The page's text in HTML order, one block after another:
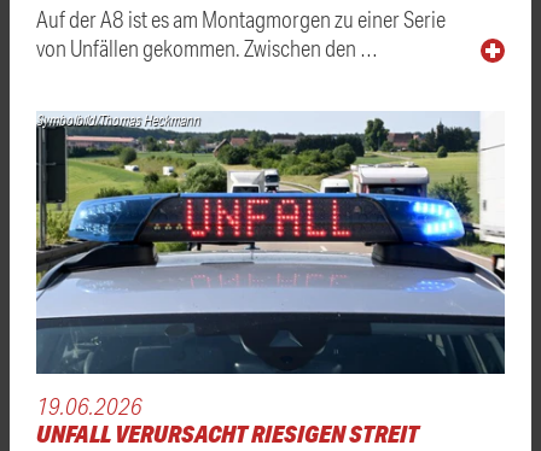
Auf der A8 ist es am Montagmorgen zu einer Serie
von Unfällen gekommen. Zwischen den …
Symbolbild/Thomas Heckmann
19.06.2026
UNFALL VERURSACHT RIESIGEN STREIT